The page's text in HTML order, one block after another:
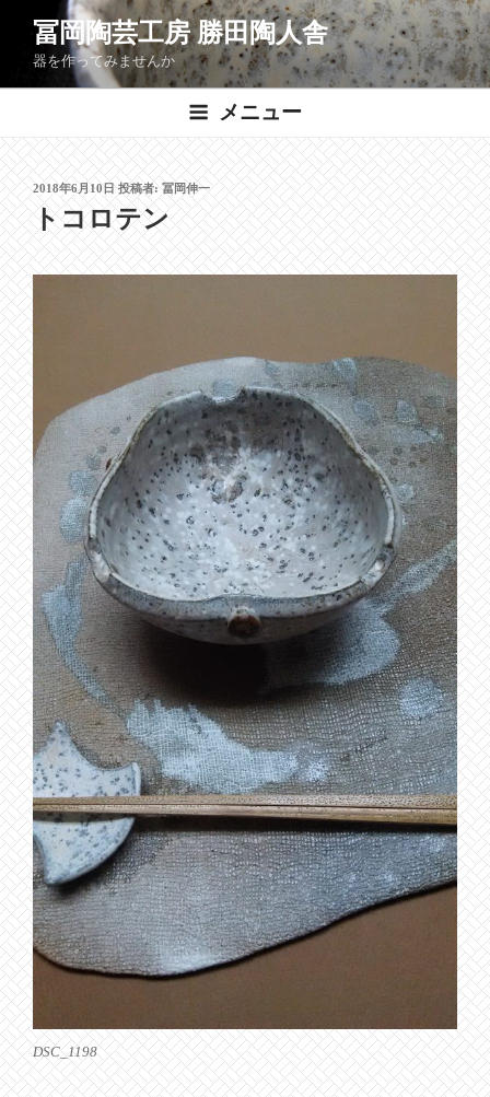
ン
へ
ス
キ
ッ
プ
冨岡陶芸工房 勝田陶人舎
器を作ってみませんか
メニュー
投
稿
日:
2018年6月10日投稿者:冨岡伸一
トコロテン
DSC_1198